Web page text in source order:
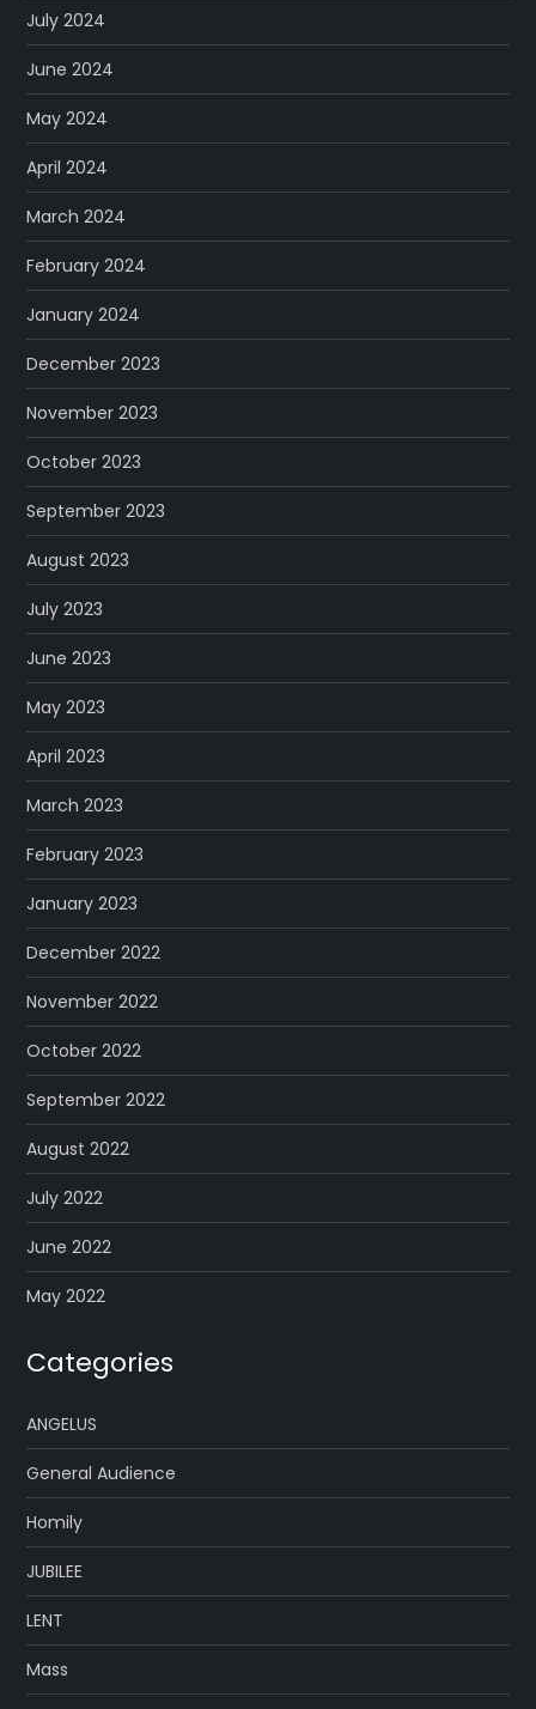
July 2024
June 2024
May 2024
April 2024
March 2024
February 2024
January 2024
December 2023
November 2023
October 2023
September 2023
August 2023
July 2023
June 2023
May 2023
April 2023
March 2023
February 2023
January 2023
December 2022
November 2022
October 2022
September 2022
August 2022
July 2022
June 2022
May 2022
Categories
ANGELUS
General Audience
Homily
JUBILEE
LENT
Mass